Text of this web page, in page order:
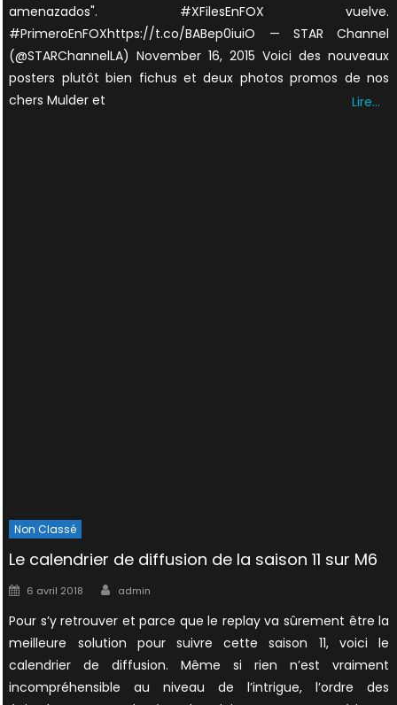
amenazados". #XFilesEnFOX vuelve.
#PrimeroEnFOXhttps://t.co/BABep0iuiO — STAR Channel
(@STARChannelLA) November 16, 2015 Voici des nouveaux
posters plutôt bien fichus et deux photos promos de nos
chers Mulder et
Lire…
Non Classé
Le calendrier de diffusion de la saison 11 sur M6
Posted
6 avril 2018 Author
admin
Pour s’y retrouver et parce que le replay va sûrement être la
meilleure solution pour suivre cette saison 11, voici le
calendrier de diffusion. Même si rien n’est vraiment
incompréhensible au niveau de l’intrigue, l’ordre des